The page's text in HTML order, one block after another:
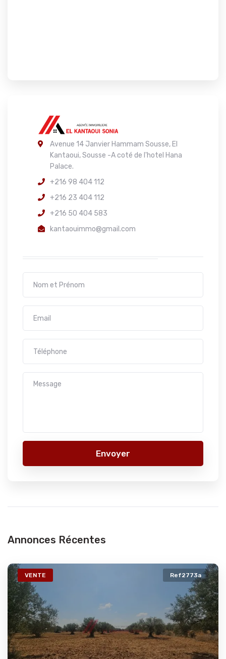
Avenue 14 Janvier Hammam Sousse, El
Kantaoui, Sousse -A coté de l'hotel Hana
Palace.
+216 98 404 112
+216 23 404 112
+216 50 404 583
kantaouimmo@gmail.com
Envoyer
Annonces Récentes
VENTE Ref2773a